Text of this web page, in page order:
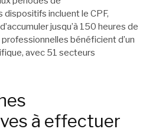
incluent le CPF,
jusqu’à 150 heures de
bénéficient d’un
avec 51 secteurs
à effectuer